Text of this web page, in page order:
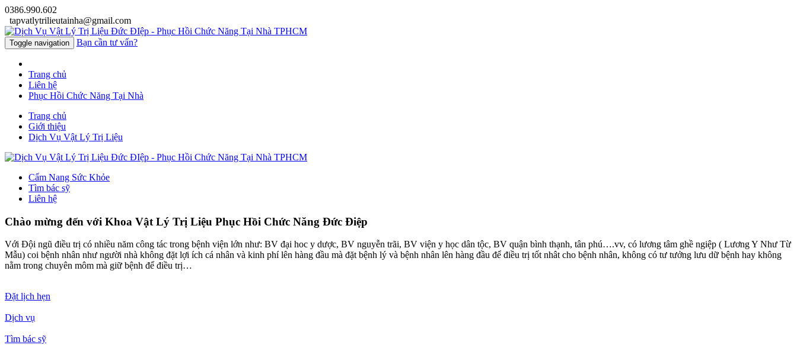
0386.990.602
tapvatlytrilieutainha@gmail.com
Toggle navigation Bạn cần tư vấn?
Trang chủ
Liên hệ
Phục Hồi Chức Năng Tại Nhà
Trang chủ
Giới thiệu
Dịch Vụ Vật Lý Trị Liệu
Cẩm Nang Sức Khỏe
Tìm bác sỹ
Liên hệ
Chào mừng đến với Khoa Vật Lý Trị Liệu Phục Hồi Chức Năng Đức Điệp
Với Đội ngũ điều trị có nhiều năm công tác trong bệnh viện lớn như: BV đại hoc y dược, BV nguyễn trãi, BV viện y học dân tộc, BV quận bình thạnh, tân phú….vv, có lương tâm ghề ngiệp ( Lương Y Như Từ
Mẫu) coi bệnh nhân như người nhà không đặt lợi ích cá nhân và kinh phí lên hàng đầu mà đặt bệnh lý và bệnh nhân lên hàng đầu để điều trị tốt nhât cho bệnh nhân, không có tư tưởng lưu dữ bệnh hay không
nằm trong chuyên môm mà giữ bệnh để điều trị…
Đặt lịch hẹn
Dịch vụ
Tìm bác sỹ